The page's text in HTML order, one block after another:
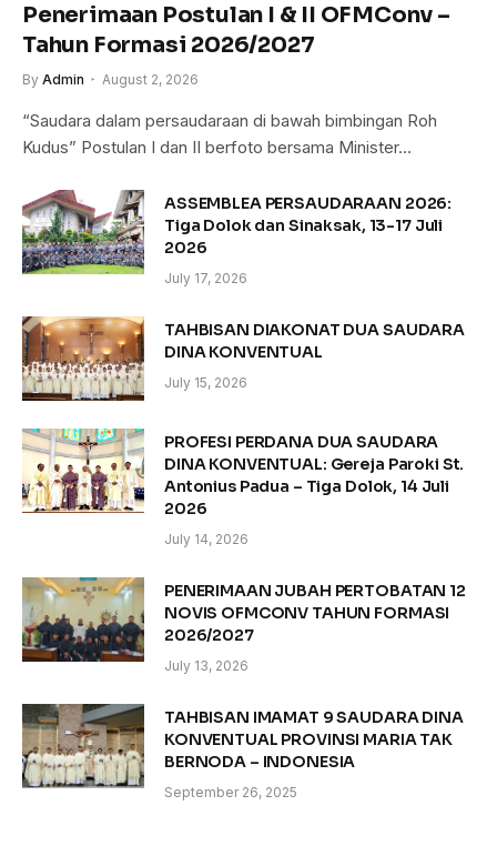
Penerimaan Postulan I & II OFMConv –
Tahun Formasi 2026/2027
By Admin August 2, 2026
“Saudara dalam persaudaraan di bawah bimbingan Roh
Kudus” Postulan I dan II berfoto bersama Minister…
ASSEMBLEA PERSAUDARAAN 2026:
Tiga Dolok dan Sinaksak, 13-17 Juli
2026
July 17, 2026
TAHBISAN DIAKONAT DUA SAUDARA
DINA KONVENTUAL
July 15, 2026
PROFESI PERDANA DUA SAUDARA
DINA KONVENTUAL: Gereja Paroki St.
Antonius Padua – Tiga Dolok, 14 Juli
2026
July 14, 2026
PENERIMAAN JUBAH PERTOBATAN 12
NOVIS OFMCONV TAHUN FORMASI
2026/2027
July 13, 2026
TAHBISAN IMAMAT 9 SAUDARA DINA
KONVENTUAL PROVINSI MARIA TAK
BERNODA – INDONESIA
September 26, 2025